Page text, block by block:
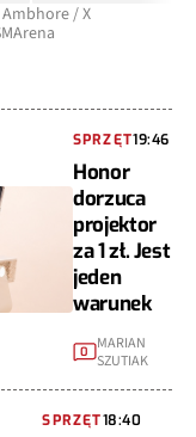
/ X
SPRZĘT19:46
Honor
dorzuca
projektor
za 1 zł. Jest
jeden
warunek
0
MARIAN
SZUTIAK
SPRZĘT18:40